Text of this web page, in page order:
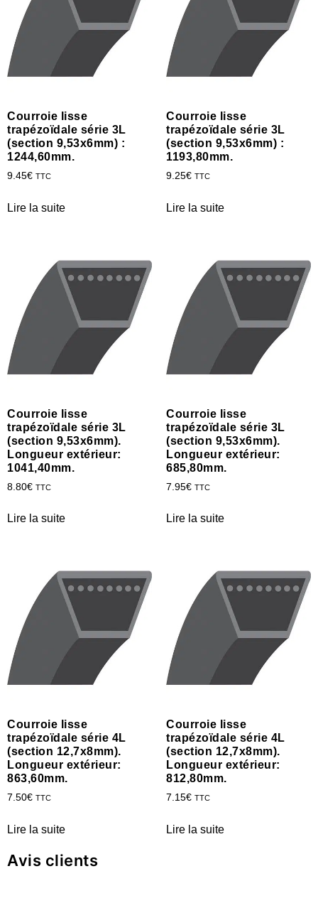
Courroie lisse
trapézoïdale série 3L
(section 9,53x6mm) :
1244,60mm.
9.45€ TTC
Lire la suite
Courroie lisse
trapézoïdale série 3L
(section 9,53x6mm) :
1193,80mm.
9.25€ TTC
Lire la suite
Courroie lisse
trapézoïdale série 3L
(section 9,53x6mm).
Longueur extérieur:
1041,40mm.
8.80€ TTC
Lire la suite
Courroie lisse
trapézoïdale série 3L
(section 9,53x6mm).
Longueur extérieur:
685,80mm.
7.95€ TTC
Lire la suite
Courroie lisse
trapézoïdale série 4L
(section 12,7x8mm).
Longueur extérieur:
863,60mm.
7.50€ TTC
Lire la suite
Courroie lisse
trapézoïdale série 4L
(section 12,7x8mm).
Longueur extérieur:
812,80mm.
7.15€ TTC
Lire la suite
Avis clients